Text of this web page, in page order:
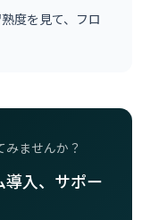
度を見て、フロ
みませんか？
導入、サポー